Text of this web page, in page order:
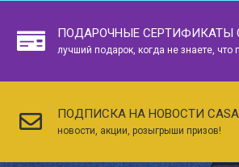
ПОДАРОЧНЫЕ СЕРТИФИКАТЫ
лучший подарок, когда не знаете, что
ПОДПИСКА НА НОВОСТИ
новости, акции, розыгрыши призов!